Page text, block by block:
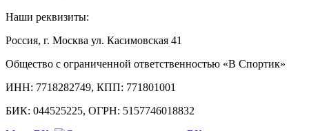
Наши реквизиты:
Россия, г. Москва ул. Касимовская 41
Общество с ограниченной ответственностью «В Спортик»
ИНН: 7718282749, КПП: 771801001
БИК: 044525225, ОГРН: 5157746018832